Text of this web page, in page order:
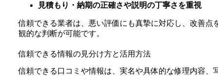
見積もり・納期の正確さや説明の丁寧さを重視
信頼できる業者は、悪い評価にも真摯に対応し、改善
観的な判断が可能です。
信頼できる情報の見分け方と活用方法
信頼できる口コミや情報は、実名や具体的な修理内容